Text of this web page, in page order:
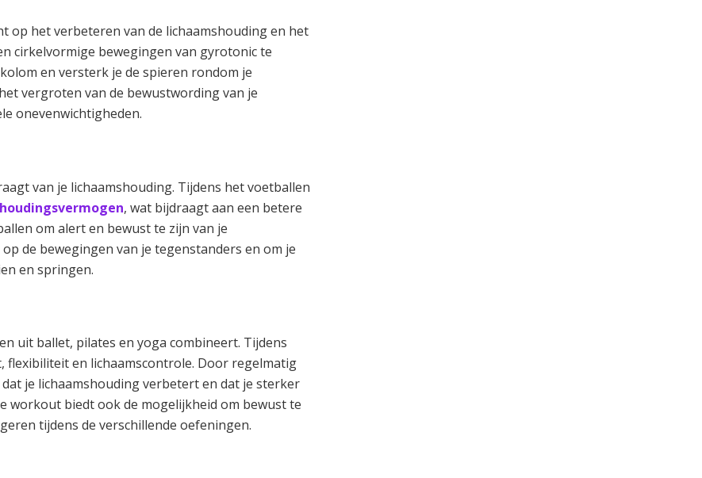
op het verbeteren van de lichaamshouding en het
cirkelvormige bewegingen van gyrotonic te
en versterk je de spieren rondom je
vergroten van de bewustwording van je
onevenwichtigheden.
van je lichaamshouding. Tijdens het voetballen
, wat bijdraagt aan een betere
om alert en bewust te zijn van je
de bewegingen van je tegenstanders en om je
en springen.
uit ballet, pilates en yoga combineert. Tijdens
en lichaamscontrole. Door regelmatig
je lichaamshouding verbetert en dat je sterker
workout biedt ook de mogelijkheid om bewust te
tijdens de verschillende oefeningen.